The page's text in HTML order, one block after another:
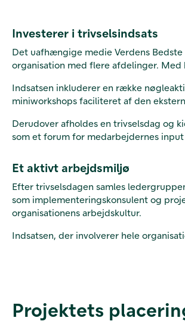
Investerer i trivselsindsats
Det uafhængige medie Verdens
organisation med flere afdelinger.
Indsatsen inkluderer en række
miniworkshops faciliteret af den
Derudover afholdes en trivselsdag og
som et forum for medarbejdernes
Et aktivt arbejdsmiljø
Efter trivselsdagen samles
som implementeringskonsulent og
organisationens arbejdskultur.
Indsatsen, der involverer hele
Projektets